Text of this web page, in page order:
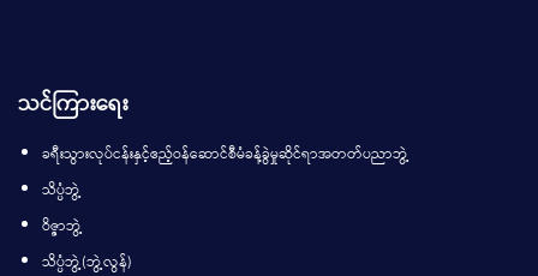
သင်ကြားရေး
ခရီးသွားလုပ်ငန်းနှင့်ဧည့်ဝန်ဆောင်စီမံခန့်ခွဲမှုဆိုင်ရာအတတ်ပညာဘွဲ့
သိပ္ပံဘွဲ့
ဝိဇ္ဇာဘွဲ့
သိပ္ပံဘွဲ့(ဘွဲ့လွန်)